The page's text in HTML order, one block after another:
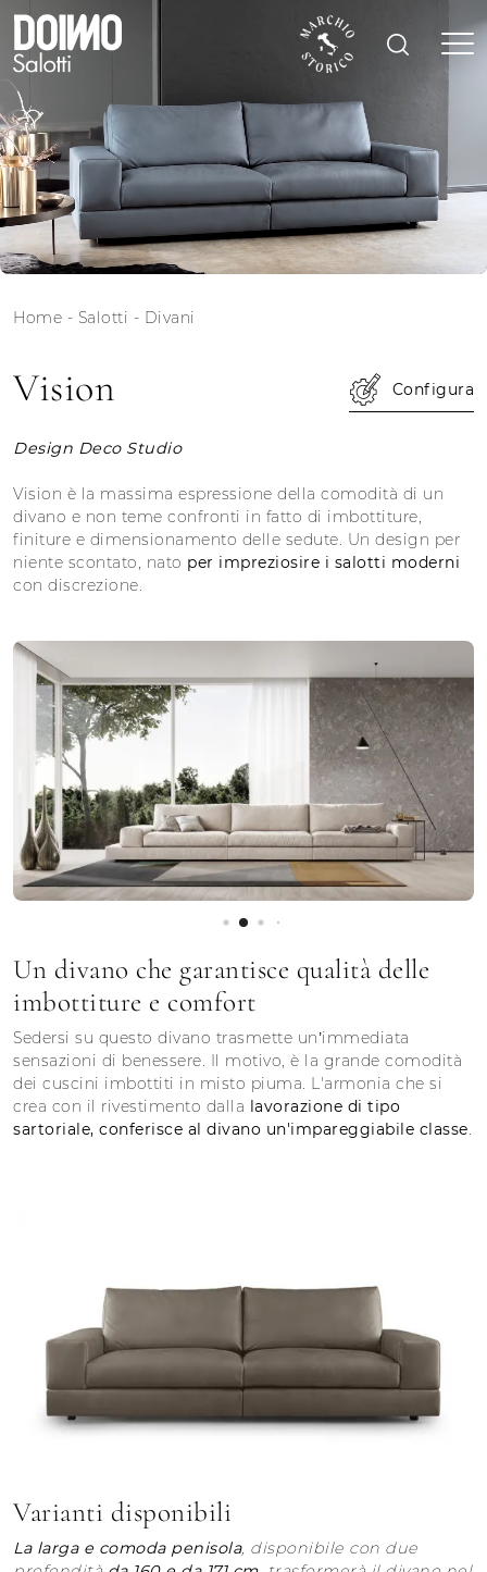
Home - Salotti - Divani
Vision Configura
Design Deco Studio
Vision è la massima espressione della comodità di un
divano e non teme confronti in fatto di imbottiture,
finiture e dimensionamento delle sedute. Un design per
niente scontato, nato per impreziosire i salotti moderni
con discrezione.
Un divano che garantisce qualità delle
imbottiture e comfort
Sedersi su questo divano trasmette un’immediata
sensazioni di benessere. Il motivo, è la grande comodità
dei cuscini imbottiti in misto piuma. L'armonia che si
crea con il rivestimento dalla lavorazione di tipo
sartoriale, conferisce al divano un'impareggiabile classe.
Varianti disponibili
La larga e comoda penisola, disponibile con due